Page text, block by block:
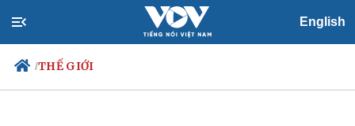
English
/THẾ GIỚI